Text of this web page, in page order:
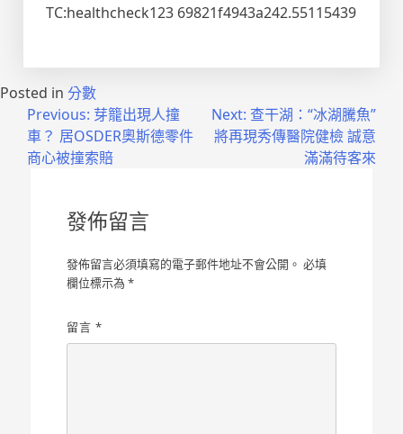
TC:healthcheck123 69821f4943a242.55115439
Posted in 分數
Previous: 芽籠出現人撞
車？ 居OSDER奧斯德零件
商心被撞索賠
Next: 查干湖：“冰湖騰魚”
將再現秀傳醫院健檢 誠意
滿滿待客來
發佈留言
發佈留言必須填寫的電子郵件地址不會公開。 必填
欄位標示為*
留言*